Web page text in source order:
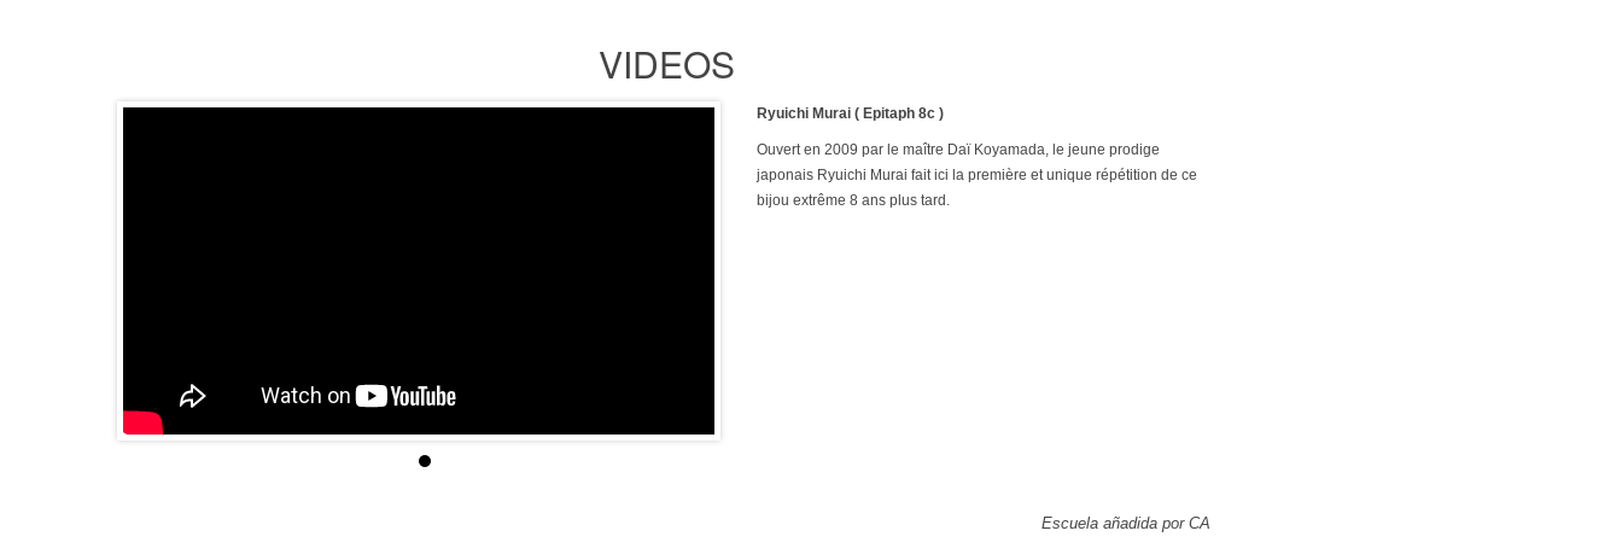
VIDEOS
Ryuichi Murai ( Epitaph 8c )
Ouvert en 2009 par le maître Daï Koyamada, le jeune prodige
japonais Ryuichi Murai fait ici la première et unique répétition de ce
bijou extrême 8 ans plus tard.
Escuela añadida por CA